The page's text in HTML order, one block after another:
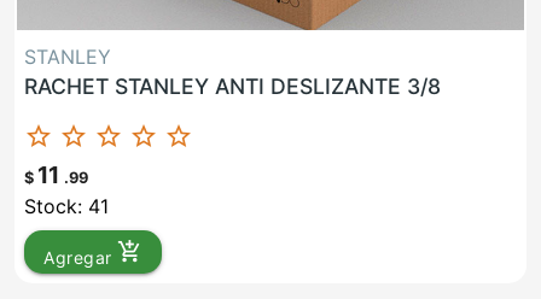
STANLEY
RACHET STANLEY ANTI DESLIZANTE 3/8
star_border star_border star_border star_border star_border
$ 11 .99
Stock: 41
Agregar add_shopping_cart